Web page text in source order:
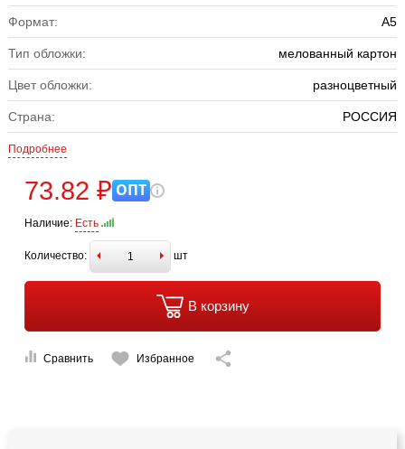
Формат: А5
Тип обложки: мелованный картон
Цвет обложки: разноцветный
Страна: РОССИЯ
Подробнее
73.82 ₽ ОПТ
Наличие: Есть
Количество: шт
В корзину
Сравнить Избранное